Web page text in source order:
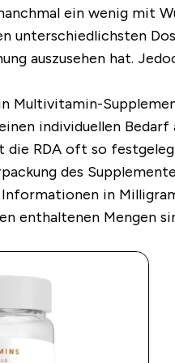
ein wenig mit
unterschiedlichsten
auszusehen hat.
Multivitamin-
individuellen
die RDA oft so
des
in
enthaltenen Mengen